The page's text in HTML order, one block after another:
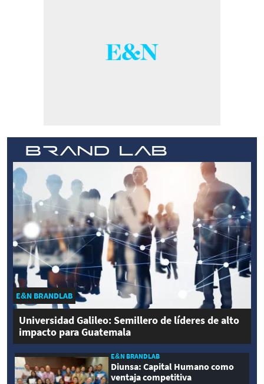
E&N BRANDLAB
Universidad Galileo: Semillero de líderes de alto
impacto para Guatemala
E&N BRANDLAB
Diunsa: Capital Humano como
ventaja competitiva